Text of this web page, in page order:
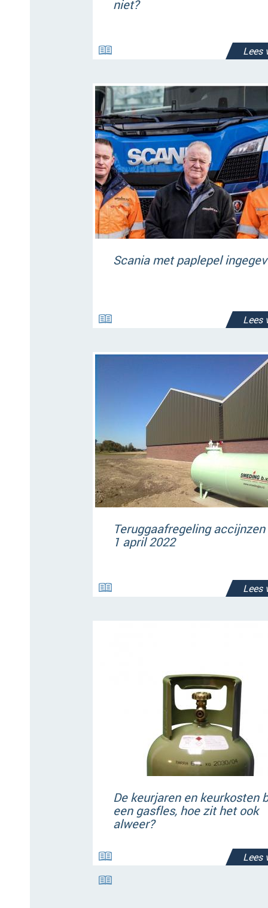
niet?
Lees
Scania met paplepel
Lees
Teruggaafregeling accijnzen
1 april 2022
Lees
De keurjaren en keurkosten
een gasfles, hoe zit het ook
alweer?
Lees